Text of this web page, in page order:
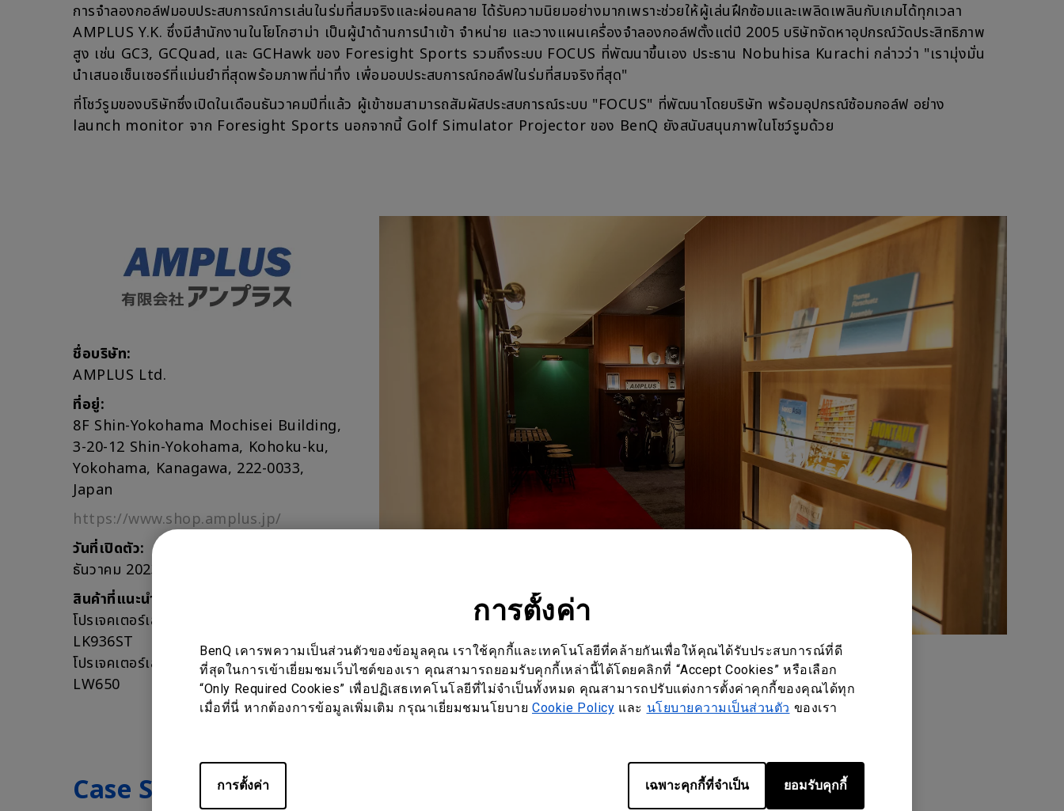
การตั้งค่า
BenQ เคารพความเป็นส่วนตัวของข้อมูลคุณ เราใช้คุกกี้และเทคโนโลยีที่คล้ายกันเพื่อให้คุณได้รับประสบการณ์ที่ดี
ที่สุดในการเข้าเยี่ยมชมเว็บไซต์ของเรา คุณสามารถยอมรับคุกกี้เหล่านี้ได้โดยคลิกที่ “Accept Cookies” หรือเลือก
“Only Required Cookies” เพื่อปฏิเสธเทคโนโลยีที่ไม่จำเป็นทั้งหมด คุณสามารถปรับแต่งการตั้งค่าคุกกี้ของคุณได้ทุก
เมื่อที่นี่ หากต้องการข้อมูลเพิ่มเติม กรุณาเยี่ยมชมนโยบาย Cookie Policy และ นโยบายความเป็นส่วนตัว ของเรา
การตั้งค่า เฉพาะคุกกี้ที่จำเป็น ยอมรับคุกกี้
การจำลองกอล์ฟมอบประสบการณ์การเล่นในร่มที่สมจริงและผ่อนคลาย ได้รับความนิยมอย่างมากเพราะช่วยให้ผู้เล่นฝึกซ้อมและเพลิดเพลินกับเกมได้ทุกเวลา
AMPLUS Y.K. ซึ่งมีสำนักงานในโยโกฮาม่า เป็นผู้นำด้านการนำเข้า จำหน่าย และวางแผนเครื่องจำลองกอล์ฟตั้งแต่ปี 2005 บริษัทจัดหาอุปกรณ์วัดประสิทธิภาพ
สูง เช่น GC3, GCQuad, และ GCHawk ของ Foresight Sports รวมถึงระบบ FOCUS ที่พัฒนาขึ้นเอง ประธาน Nobuhisa Kurachi กล่าวว่า "เรามุ่งมั่น
นำเสนอเซ็นเซอร์ที่แม่นยำที่สุดพร้อมภาพที่น่าทึ่ง เพื่อมอบประสบการณ์กอล์ฟในร่มที่สมจริงที่สุด"
ที่โชว์รูมของบริษัทซึ่งเปิดในเดือนธันวาคมปีที่แล้ว ผู้เข้าชมสามารถสัมผัสประสบการณ์ระบบ "FOCUS" ที่พัฒนาโดยบริษัท พร้อมอุปกรณ์ซ้อมกอล์ฟ อย่าง
launch monitor จาก Foresight Sports นอกจากนี้ Golf Simulator Projector ของ BenQ ยังสนับสนุนภาพในโชว์รูมด้วย
ชื่อบริษัท:
AMPLUS Ltd.
ที่อยู่:
8F Shin-Yokohama Mochisei Building,
3-20-12 Shin-Yokohama, Kohoku-ku,
Yokohama, Kanagawa, 222-0033,
Japan
https://www.shop.amplus.jp/
วันที่เปิดตัว:
ธันวาคม 2023
สินค้าที่แนะนำ:
โปรเจคเตอร์เลเซอร์ 4K ของ BenQ รุ่น
LK936ST
โปรเจคเตอร์เลเซอร์ WXGA ของ BenQ รุ่น
LW650
ทางเข้าโชว์รูมของ Amplus
Case Study